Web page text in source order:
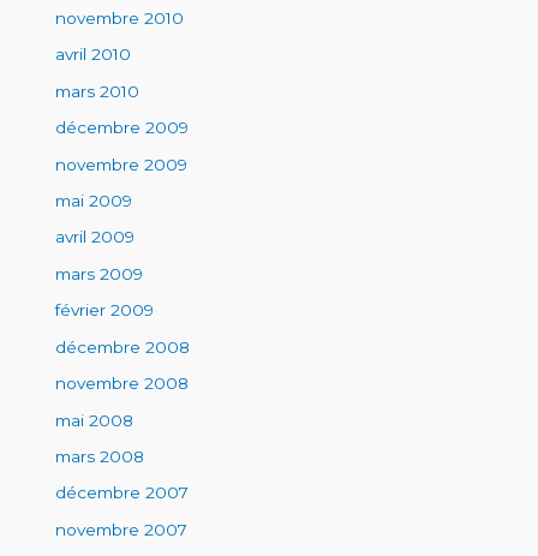
novembre 2010
avril 2010
mars 2010
décembre 2009
novembre 2009
mai 2009
avril 2009
mars 2009
février 2009
décembre 2008
novembre 2008
mai 2008
mars 2008
décembre 2007
novembre 2007